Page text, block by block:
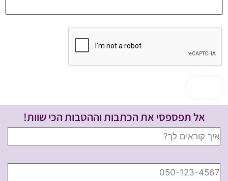
אל תפספסי את הכתבות וההטבות הכי שוות!